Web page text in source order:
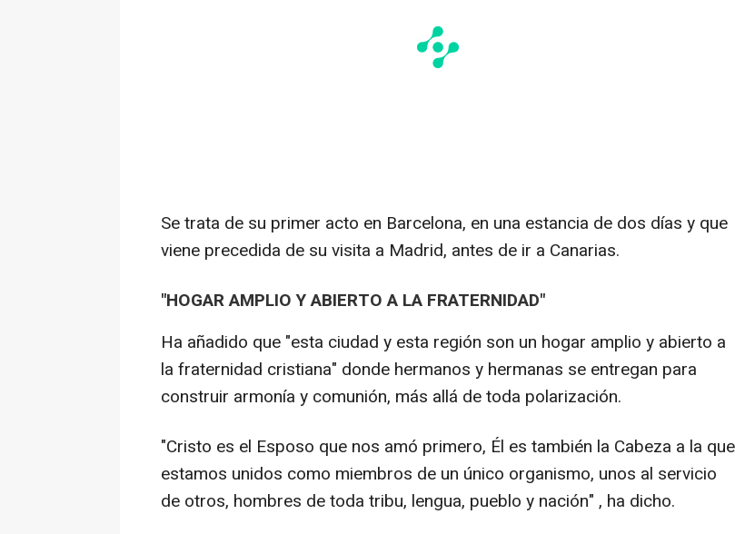
Se trata de su primer acto en Barcelona, en una estancia de dos días y que
viene precedida de su visita a Madrid, antes de ir a Canarias.
"HOGAR AMPLIO Y ABIERTO A LA FRATERNIDAD"
Ha añadido que "esta ciudad y esta región son un hogar amplio y abierto a
la fraternidad cristiana" donde hermanos y hermanas se entregan para
construir armonía y comunión, más allá de toda polarización.
"Cristo es el Esposo que nos amó primero, Él es también la Cabeza a la que
estamos unidos como miembros de un único organismo, unos al servicio
de otros, hombres de toda tribu, lengua, pueblo y nación" , ha dicho.